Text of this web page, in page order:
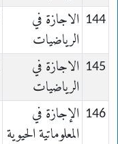
144 الاجازة في
الرياضيات
145 الاجازة في
الرياضيات
146 الإجازة في
المعلوماتية الحيوية